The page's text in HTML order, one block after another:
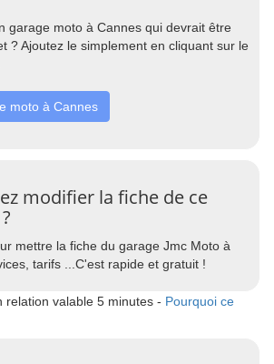
garage moto à Cannes qui devrait être
? Ajoutez le simplement en cliquant sur le
moto à Cannes
modifier la fiche de ce
mettre la fiche du garage Jmc Moto à
tarifs ...C'est rapide et gratuit !
relation valable 5 minutes - Pourquoi ce